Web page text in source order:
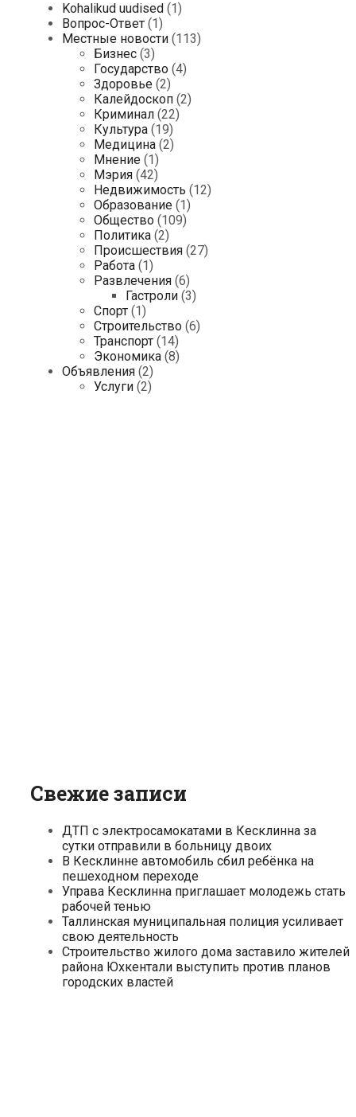
Kohalikud uudised (1)
Вопрос-Ответ (1)
Местные новости (113)
Бизнес (3)
Государство (4)
Здоровье (2)
Калейдоскоп (2)
Криминал (22)
Культура (19)
Медицина (2)
Мнение (1)
Мэрия (42)
Недвижимость (12)
Образование (1)
Общество (109)
Политика (2)
Происшествия (27)
Работа (1)
Развлечения (6)
Гастроли (3)
Спорт (1)
Строительство (6)
Транспорт (14)
Экономика (8)
Объявления (2)
Услуги (2)
Свежие записи
ДТП с электросамокатами в Кесклинна за
сутки отправили в больницу двоих
В Кесклинне автомобиль сбил ребёнка на
пешеходном переходе
Управа Кесклинна приглашает молодежь стать
рабочей тенью
Таллинская муниципальная полиция усиливает
свою деятельность
Строительство жилого дома заставило жителей
района Юхкентали выступить против планов
городских властей